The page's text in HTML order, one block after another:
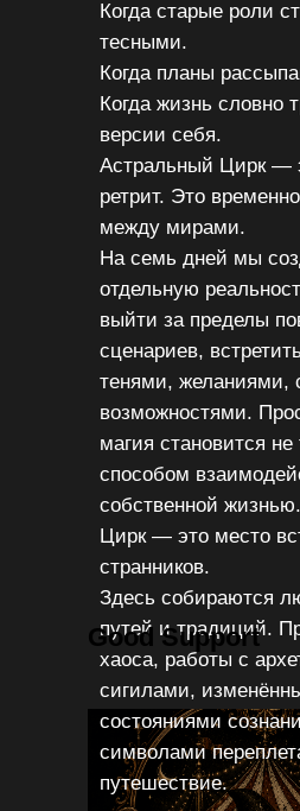
Когда старые роли
тесными.
Когда планы
Когда жизнь словно
версии себя.
Астральный Цирк —
ретрит. Это
между мирами.
На семь дней мы
отдельную
выйти за пределы
сценариев,
тенями, желаниями,
возможностями.
магия становится
способом
собственной жизнью.
Цирк — это место
странников.
Здесь собираются
путей и традиций.
хаоса, работы с
сигилами,
состояниями
символами
путешествие.
Good Support